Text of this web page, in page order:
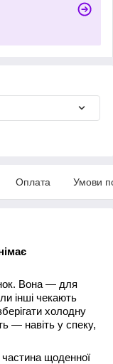
Оплата Умови
Вона — для
інші чекають
холодну
— навіть у спеку,
щоденної